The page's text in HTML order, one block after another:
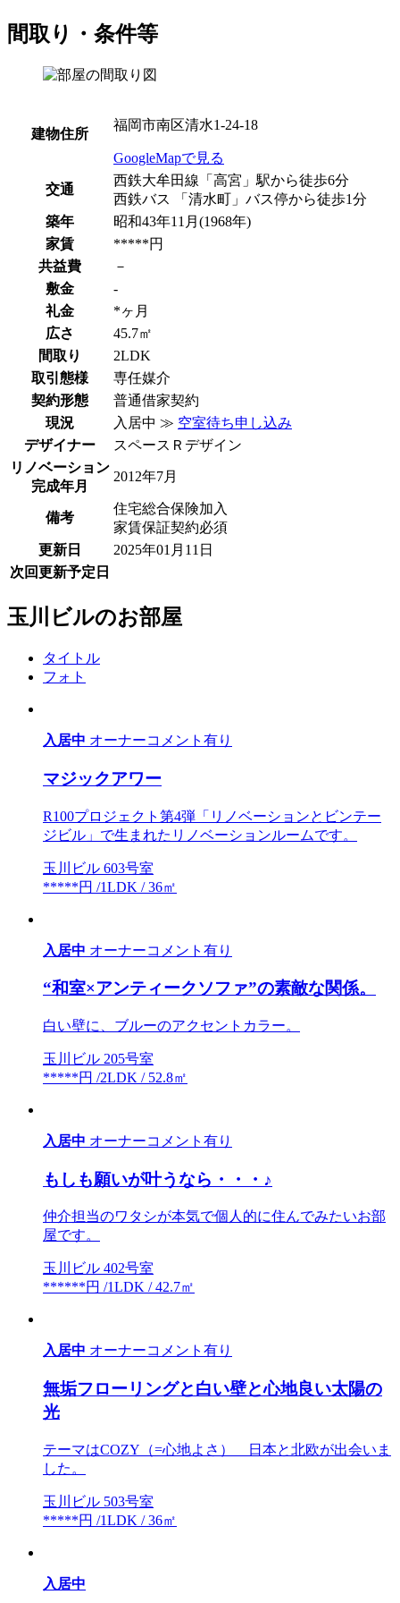
間取り・条件等
建物住所
福岡市南区清水1-24-18
GoogleMapで見る
交通
西鉄大牟田線「高宮」駅から徒歩6分
西鉄バス 「清水町」バス停から徒歩1分
築年
昭和43年11月(1968年)
家賃
*****円
共益費
－
敷金
-
礼金
*ヶ月
広さ
45.7㎡
間取り
2LDK
取引態様
専任媒介
契約形態
普通借家契約
現況
入居中 ≫ 空室待ち申し込み
デザイナー
スペースＲデザイン
リノベーション
完成年月
2012年7月
備考
住宅総合保険加入
家賃保証契約必須
更新日
2025年01月11日
次回更新予定日
玉川ビルのお部屋
タイトル
フォト
入居中 オーナーコメント有り
マジックアワー
R100プロジェクト第4弾「リノベーションとビンテー
ジビル」で生まれたリノベーションルームです。
玉川ビル 603号室
*****円 /1LDK / 36㎡
入居中 オーナーコメント有り
“和室×アンティークソファ”の素敵な関係。
白い壁に、ブルーのアクセントカラー。
玉川ビル 205号室
*****円 /2LDK / 52.8㎡
入居中 オーナーコメント有り
もしも願いが叶うなら・・・♪
仲介担当のワタシが本気で個人的に住んでみたいお部
屋です。
玉川ビル 402号室
******円 /1LDK / 42.7㎡
入居中 オーナーコメント有り
無垢フローリングと白い壁と心地良い太陽の
光
テーマはCOZY（=心地よさ） 日本と北欧が出会いま
した。
玉川ビル 503号室
*****円 /1LDK / 36㎡
入居中